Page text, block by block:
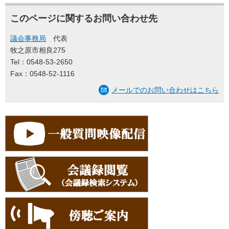
このページに関するお問い合わせ先
議会事務局
代表
牧之原市相良275
Tel：0548-53-2650
Fax：0548-52-1116
メールでのお問い合わせはこちら